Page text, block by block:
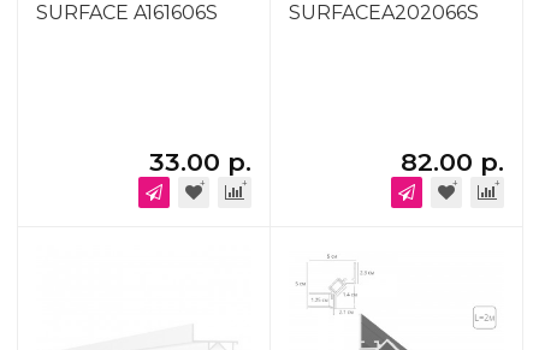
SURFACE A161606S
33.00 р.
SURFACEA202066S
82.00 р.